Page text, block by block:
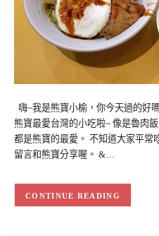
嗨~我是熊寶小榆，你今天過的好
熊寶最愛台灣的小吃啦~ 像是魯肉
都是熊寶的最愛。 不知道大家平常
留言和熊寶分享喔。 &…
CONTINUE READING